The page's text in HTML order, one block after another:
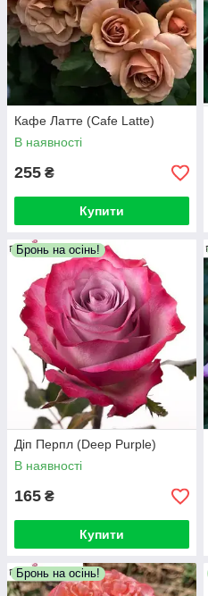
Кафе Латте (Cafe Latte)
В наявності
255 ₴
Купити
Бронь на осінь!
Діп Перпл (Deep Purple)
В наявності
165 ₴
Купити
Бронь на осінь!